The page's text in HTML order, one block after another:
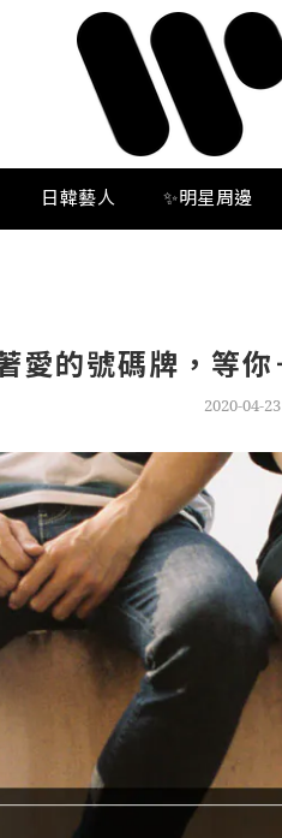
日韓藝人 ✨明星周邊
愛的號碼牌，等你
2020-04-23